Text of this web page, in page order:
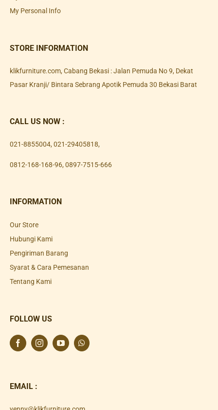
My Personal Info
STORE INFORMATION
klikfurniture.com, Cabang Bekasi : Jalan Pemuda No 9, Dekat
Pasar Kranji/ Bintara Sebrang Apotik Pemuda 30 Bekasi Barat
CALL US NOW :
021-8855004, 021-29405818,
0812-168-168-96, 0897-7515-666
INFORMATION
Our Store
Hubungi Kami
Pengiriman Barang
Syarat & Cara Pemesanan
Tentang Kami
FOLLOW US
EMAIL :